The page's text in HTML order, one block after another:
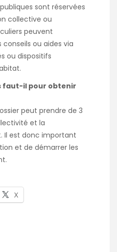
sont réservées
collective ou
peuvent
ou aides via
ou dispositifs
faut-il pour obtenir
peut prendre de 3
et la
Il est donc important
et de démarrer les
X